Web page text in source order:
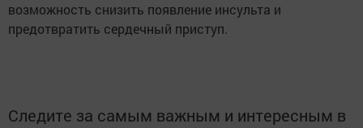
возможность снизить появление инсульта и
предотвратить сердечный приступ.
Следите за самым важным и интересным в